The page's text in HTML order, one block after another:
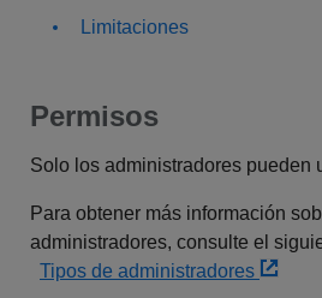
Limitaciones
Permisos
Solo los administradores pueden
Para obtener más información
administradores, consulte el
Tipos de administradores